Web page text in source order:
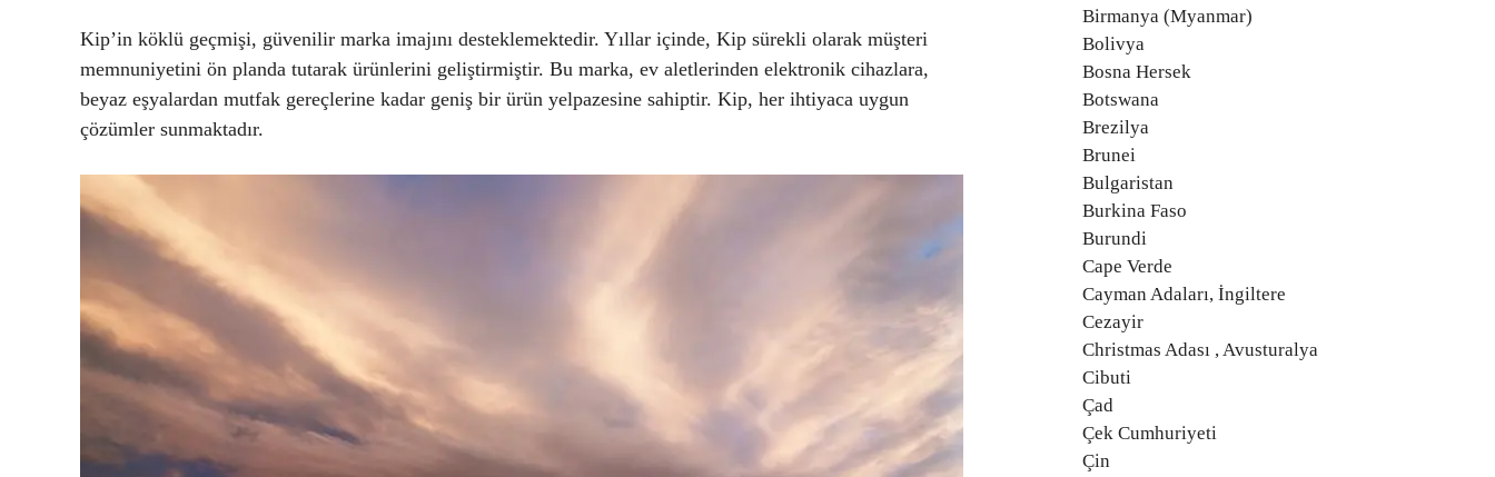
Kip’in köklü geçmişi, güvenilir marka imajını desteklemektedir. Yıllar içinde, Kip sürekli olarak müşteri
memnuniyetini ön planda tutarak ürünlerini geliştirmiştir. Bu marka, ev aletlerinden elektronik cihazlara,
beyaz eşyalardan mutfak gereçlerine kadar geniş bir ürün yelpazesine sahiptir. Kip, her ihtiyaca uygun
çözümler sunmaktadır.
Birmanya (Myanmar)
Bolivya
Bosna Hersek
Botswana
Brezilya
Brunei
Bulgaristan
Burkina Faso
Burundi
Cape Verde
Cayman Adaları, İngiltere
Cezayir
Christmas Adası , Avusturalya
Cibuti
Çad
Çek Cumhuriyeti
Çin